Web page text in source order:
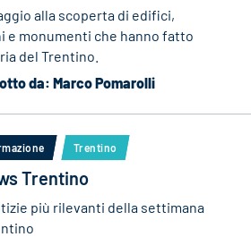
alla scoperta di edifici,
e monumenti che hanno fatto
del Trentino.
da: Marco Pomarolli
Trentino
Trentino
più rilevanti della settimana